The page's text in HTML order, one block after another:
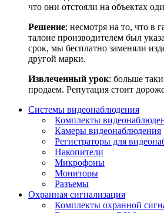
что они отстояли на объектах
Решение: несмотря на то, что в
талоне производителем был
срок, мы бесплатно заменяли
другой марки.
Извлеченный урок: больше
продаем. Репутация стоит
Системы видеонаблюдения
Комплекты
Камеры видеонаблюдения
Регистраторы для
Накопители
Микрофоны
Мониторы
Разъемы
Охранная сигнализация
Комплекты охранной